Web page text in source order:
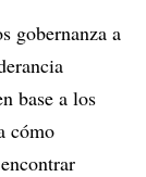
gobernanza a
base a los
cómo